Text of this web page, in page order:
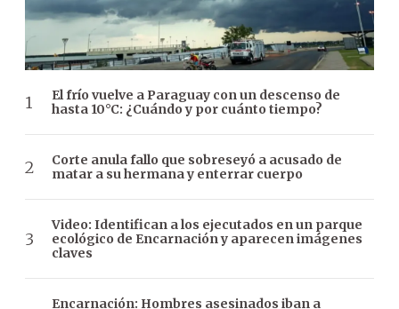
El frío vuelve a Paraguay con un descenso de
hasta 10°C: ¿Cuándo y por cuánto tiempo?
Corte anula fallo que sobreseyó a acusado de
matar a su hermana y enterrar cuerpo
Video: Identifican a los ejecutados en un parque
ecológico de Encarnación y aparecen imágenes
claves
Encarnación: Hombres asesinados iban a